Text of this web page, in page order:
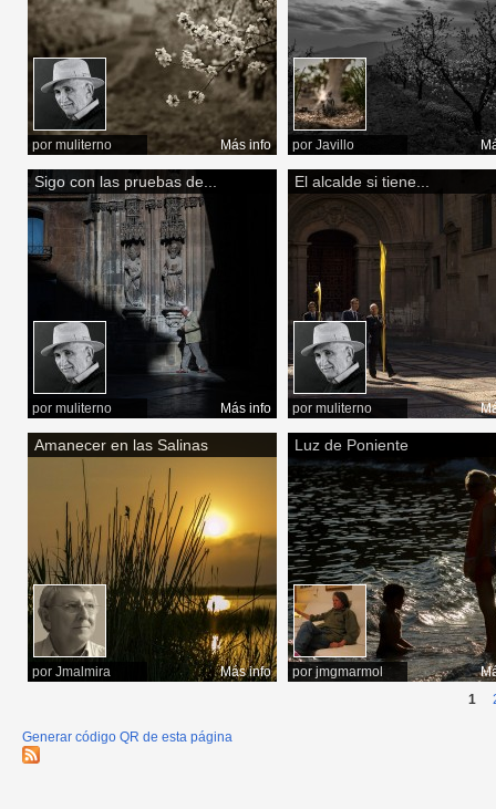
por muliterno Más info por Javillo
Sigo con las pruebas de...
por muliterno Más info
El alcalde si tiene...
por muliterno
Amanecer en las Salinas
por Jmalmira Más info
Luz de Poniente
por jmgmarmol
1
Generar código QR de esta página